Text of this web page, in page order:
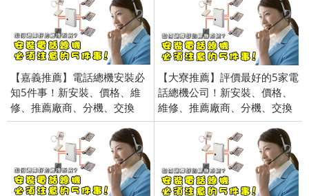
【嘉義推薦】電話總機安裝必
知5件事！新安裝、價格、維
修、推薦廠商、分機、交換
機、電話、錄音、價錢、費用
【大寮推薦】評價最好的5家電
話總機公司！新安裝、價格、
維修、推薦廠商、分機、交換
機、電話、錄音、價錢、費用